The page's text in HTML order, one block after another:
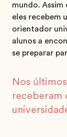
mundo. Assim
eles recebem
orientador
alunos a
se preparar
Nos
receberam